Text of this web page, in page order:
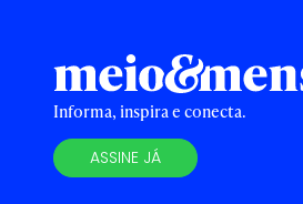
Informa, inspira e conecta.
ASSINE JÁ